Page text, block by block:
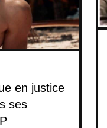
en justice
ses